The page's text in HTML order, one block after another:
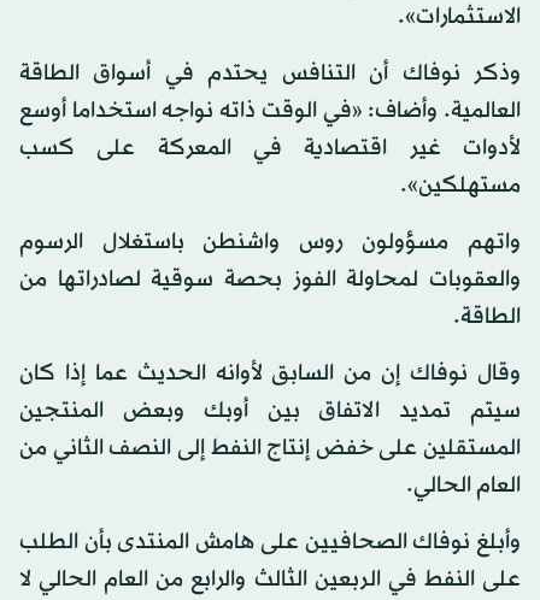
الاستثمارات».
وذكر نوفاك أن التنافس يحتدم في أسواق الطاقة
العالمية. وأضاف: «في الوقت ذاته نواجه استخداما أوسع
لأدوات غير اقتصادية في المعركة على كسب
مستهلكين».
واتهم مسؤولون روس واشنطن باستغلال الرسوم
والعقوبات لمحاولة الفوز بحصة سوقية لصادراتها من
الطاقة.
وقال نوفاك إن من السابق لأوانه الحديث عما إذا كان
سيتم تمديد الاتفاق بين أوبك وبعض المنتجين
المستقلين على خفض إنتاج النفط إلى النصف الثاني من
العام الحالي.
وأبلغ نوفاك الصحافيين على هامش المنتدى بأن الطلب
على النفط في الربعين الثالث والرابع من العام الحالي لا